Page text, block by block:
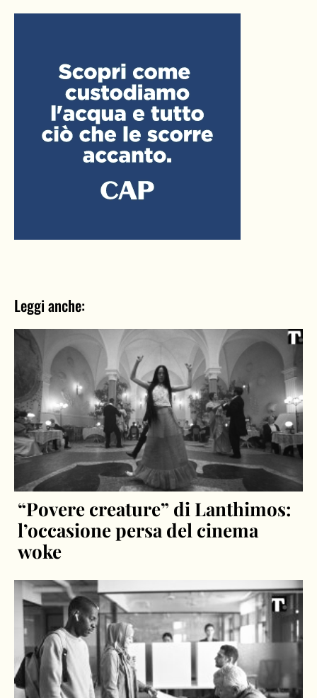
Leggi anche:
“Povere creature” di Lanthimos:
l’occasione persa del cinema
woke